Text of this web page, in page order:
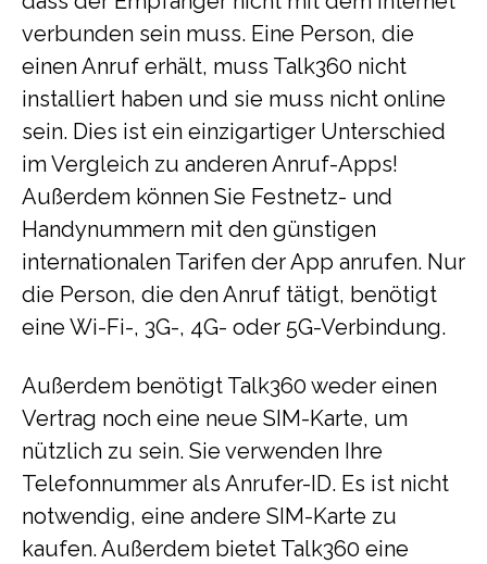
verbunden sein muss. Eine Person, die
einen Anruf erhält, muss Talk360 nicht
installiert haben und sie muss nicht online
sein. Dies ist ein einzigartiger Unterschied
im Vergleich zu anderen Anruf-Apps!
Außerdem können Sie Festnetz- und
Handynummern mit den günstigen
internationalen Tarifen der App anrufen. Nur
die Person, die den Anruf tätigt, benötigt
eine Wi-Fi-, 3G-, 4G- oder 5G-Verbindung.
Außerdem benötigt Talk360 weder einen
Vertrag noch eine neue SIM-Karte, um
nützlich zu sein. Sie verwenden Ihre
Telefonnummer als Anrufer-ID. Es ist nicht
notwendig, eine andere SIM-Karte zu
kaufen. Außerdem bietet Talk360 eine